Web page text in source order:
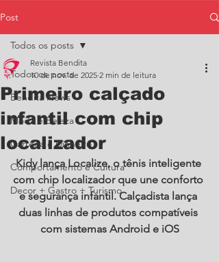
Post
Todos os posts
Bendita News
Moda e Beleza
Carreira e Dinheiro
Comportamento e Cultura
Decor + Gastro + Turismo
Todos os posts
Primeiro calçado
infantil com chip
localizador
Revista Bendita
10 de nov. de 2025 2 min de leitura
Kidy lança Localize, o tênis inteligente
com chip localizador que une conforto
e segurança infantil. Calçadista lança
duas linhas de produtos compatíveis
com sistemas Android e iOS